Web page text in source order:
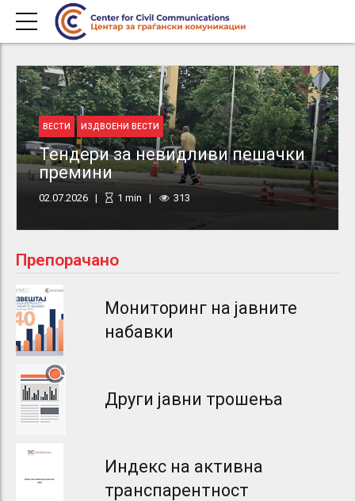
ВЕСТИ ИЗДВОЕНИ ВЕСТИ
Тендери за невидливи пешачки
премини
02.07.2026 1 min 313
Препорачано
Мониторинг на јавните
набавки
Други јавни трошења
Индекс на активна
транспарентност